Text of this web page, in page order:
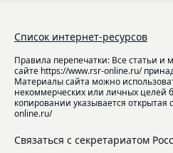
Список интернет-ресурсов
Правила перепечатки: Все статьи
сайте https://www.rsr-online.ru/
Материалы сайта можно
некоммерческих или личных целей
копировании указывается открытая
online.ru/
Связаться с секретариатом